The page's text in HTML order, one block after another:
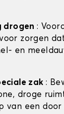
drogen:
zorgen
en
zak :
droge
van een door